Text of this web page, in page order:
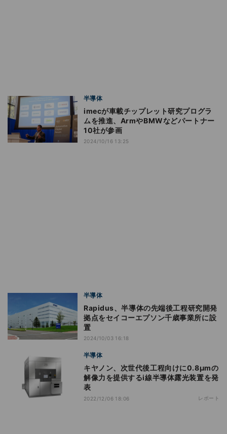
半導体
imecが車載チップレット研究プログラ
ムを推進、ArmやBMWなどパートナー
10社が参画
2024/10/16 13:25
半導体
Rapidus、半導体の先端後工程研究開発
拠点をセイコーエプソン千歳事業所に設
置
2024/10/03 16:18
半導体
キヤノン、次世代後工程向けに0.8μmの
解像力を提供するi線半導体露光装置を発
表
2022/12/06 18:06 レポート